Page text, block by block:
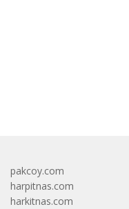
pakcoy.com
harpitnas.com
harkitnas.com